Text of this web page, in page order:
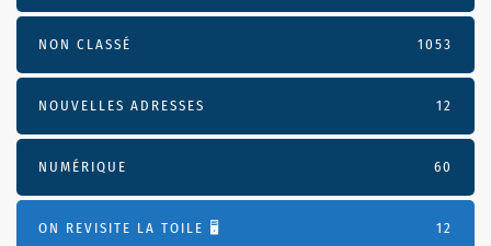
NON CLASSÉ 1053
NOUVELLES ADRESSES 12
NUMÉRIQUE 60
ON REVISITE LA TOILE 🖥️ 12